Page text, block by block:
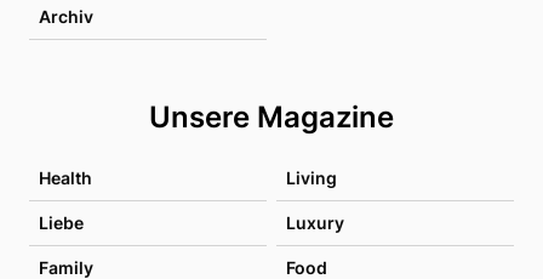
Archiv
Unsere Magazine
Health Living
Liebe Luxury
Family Food